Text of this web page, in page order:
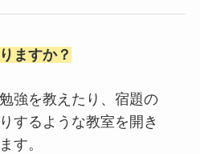
ますか？
強を教えたり、宿題の
するような教室を開き
す。